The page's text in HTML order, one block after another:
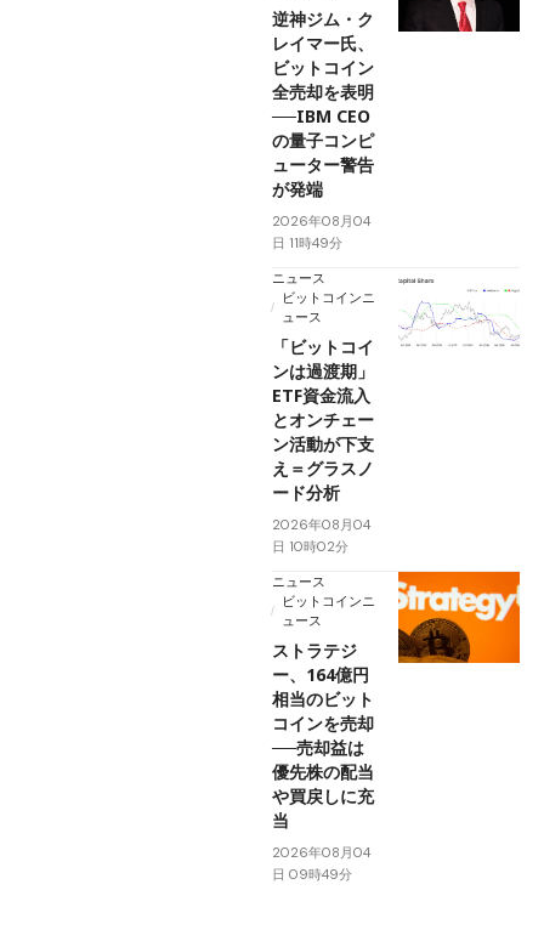
逆神ジム・ク
レイマー氏、
ビットコイン
全売却を表明
──IBM CEO
の量子コンピ
ューター警告
が発端
2026年08月04
日 11時49分
ニュース
ビットコインニ
ュース
「ビットコイ
ンは過渡期」
ETF資金流入
とオンチェー
ン活動が下支
え＝グラスノ
ード分析
2026年08月04
日 10時02分
ニュース
ビットコインニ
ュース
ストラテジ
ー、164億円
相当のビット
コインを売却
──売却益は
優先株の配当
や買戻しに充
当
2026年08月04
日 09時49分